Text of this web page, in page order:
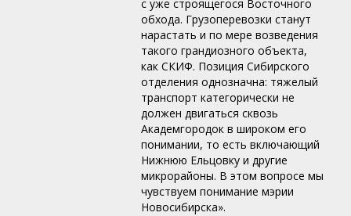
с уже строящегося Восточного
обхода. Грузоперевозки станут
нарастать и по мере возведения
такого грандиозного объекта,
как СКИФ. Позиция Сибирского
отделения однозначна: тяжелый
транспорт категорически не
должен двигаться сквозь
Академгородок в широком его
понимании, то есть включающий
Нижнюю Ельцовку и другие
микрорайоны. В этом вопросе мы
чувствуем понимание мэрии
Новосибирска».